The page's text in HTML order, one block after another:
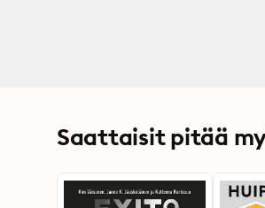
Saattaisit pitää